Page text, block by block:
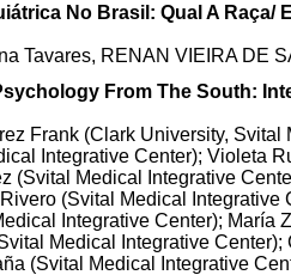
No Brasil: Qual A Raça/
Tavares, RENAN VIEIRA DE
From The South:
Frank (Clark University,
Integrative Center); Violeta
(Svital Medical Integrative
(Svital Medical
Integrative Center); María
Medical Integrative
(Svital Medical Integrative